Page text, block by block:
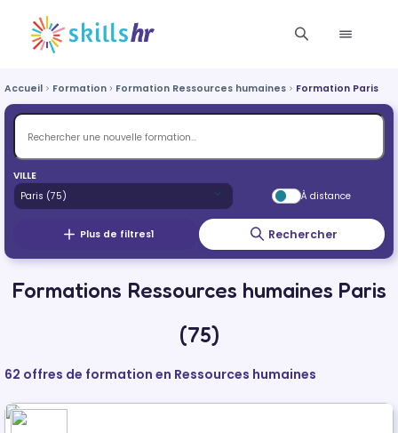
Accueil Formation Formation Ressources humaines Formation Paris
VILLE
À distance
Plus de filtres1 Rechercher
Formations Ressources humaines Paris
(75)
62 offres de formation en Ressources humaines